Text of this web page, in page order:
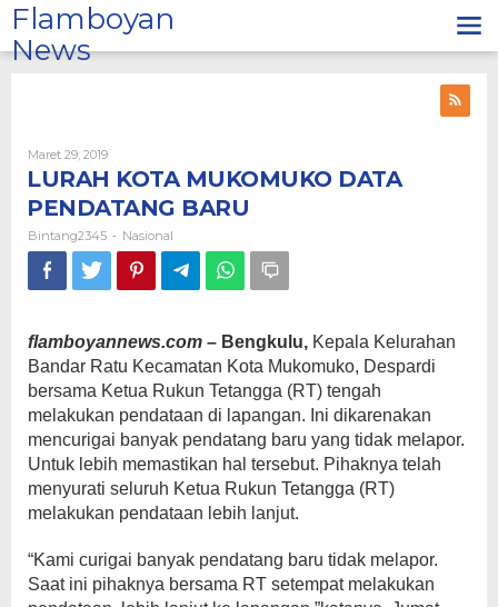
Lewati
ke
konten
Flamboyan
News
Maret 29, 2019Oleh
Bintang2345
LURAH KOTA MUKOMUKO DATA
PENDATANG BARU
Bintang2345 - Nasional
flamboyannews.com – Bengkulu, Kepala Kelurahan
Bandar Ratu Kecamatan Kota Mukomuko, Despardi
bersama Ketua Rukun Tetangga (RT) tengah
melakukan pendataan di lapangan. Ini dikarenakan
mencurigai banyak pendatang baru yang tidak melapor.
Untuk lebih memastikan hal tersebut. Pihaknya telah
menyurati seluruh Ketua Rukun Tetangga (RT)
melakukan pendataan lebih lanjut.
“Kami curigai banyak pendatang baru tidak melapor.
Saat ini pihaknya bersama RT setempat melakukan